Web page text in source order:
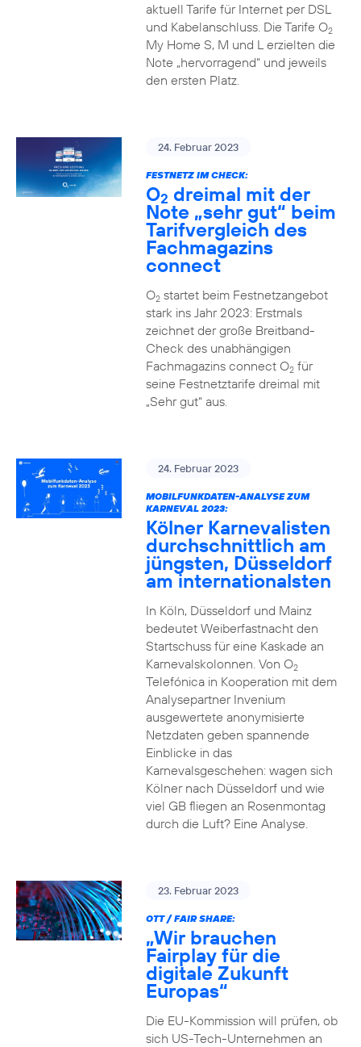
aktuell Tarife für Internet per DSL
und Kabelanschluss. Die Tarife O2
My Home S, M und L erzielten die
Note „hervorragend“ und jeweils
den ersten Platz.
24. Februar 2023
FESTNETZ IM CHECK:
O2 dreimal mit der
Note „sehr gut“ beim
Tarifvergleich des
Fachmagazins
connect
O2startet beim Festnetzangebot
stark ins Jahr 2023: Erstmals
zeichnet der große Breitband-
Check des unabhängigen
Fachmagazins connect O2für
seine Festnetztarife dreimal mit
„Sehr gut“ aus.
24. Februar 2023
MOBILFUNKDATEN-ANALYSE ZUM
KARNEVAL 2023:
Kölner Karnevalisten
durchschnittlich am
jüngsten, Düsseldorf
am internationalsten
In Köln, Düsseldorf und Mainz
bedeutet Weiberfastnacht den
Startschuss für eine Kaskade an
Karnevalskolonnen. Von O2
Telefónica in Kooperation mit dem
Analysepartner Invenium
ausgewertete anonymisierte
Netzdaten geben spannende
Einblicke in das
Karnevalsgeschehen: wagen sich
Kölner nach Düsseldorf und wie
viel GB fliegen an Rosenmontag
durch die Luft? Eine Analyse.
23. Februar 2023
OTT / FAIR SHARE:
„Wir brauchen
Fairplay für die
digitale Zukunft
Europas“
Die EU-Kommission will prüfen, ob
sich US-Tech-Unternehmen an